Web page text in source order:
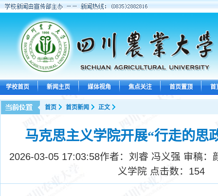
学校首页 新闻主页 媒体视角 焦点关注 首页置顶 首
首页 首页新闻 正文
马克思主义学院开展“行走的思
2026-03-05 17:03:58作者：刘睿 冯义强 审稿：
义学院 点击数： 154